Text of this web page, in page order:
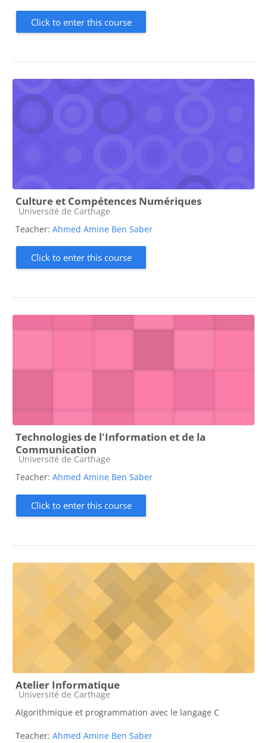
Click to enter this course
Culture et Compétences Numériques
Course category
Université de Carthage
Teacher: Ahmed Amine Ben Saber
Click to enter this course
Technologies de l'Information et de la
Communication
Course category
Université de Carthage
Teacher: Ahmed Amine Ben Saber
Click to enter this course
Atelier Informatique
Course category
Université de Carthage
Algorithmique et programmation avec le langage C
Teacher: Ahmed Amine Ben Saber